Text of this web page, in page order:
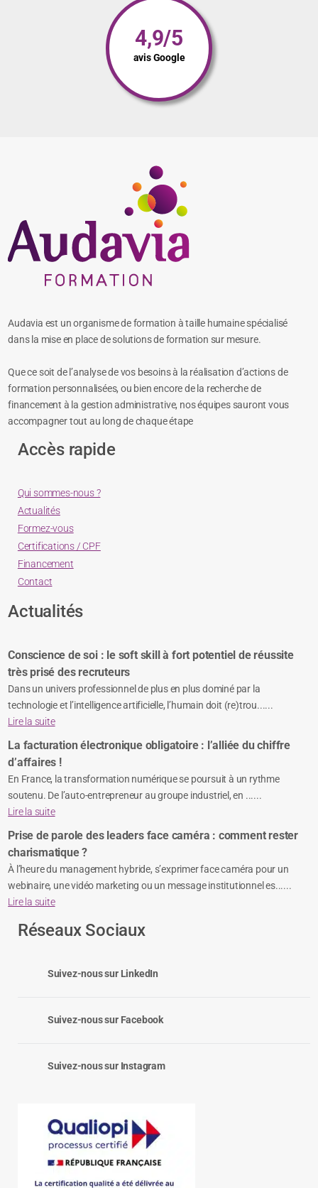
4,9/5
avis Google
Audavia est un organisme de formation à taille humaine spécialisé
dans la mise en place de solutions de formation sur mesure.
Que ce soit de l’analyse de vos besoins à la réalisation d’actions de
formation personnalisées, ou bien encore de la recherche de
financement à la gestion administrative, nos équipes sauront vous
accompagner tout au long de chaque étape
Accès rapide
Qui sommes-nous ?
Actualités
Formez-vous
Certifications / CPF
Financement
Contact
Actualités
Conscience de soi : le soft skill à fort potentiel de réussite
très prisé des recruteurs
Dans un univers professionnel de plus en plus dominé par la
technologie et l’intelligence artificielle, l’humain doit (re)trou......
Lire la suite
La facturation électronique obligatoire : l’alliée du chiffre
d’affaires !
En France, la transformation numérique se poursuit à un rythme
soutenu. De l’auto-entrepreneur au groupe industriel, en ......
Lire la suite
Prise de parole des leaders face caméra : comment rester
charismatique ?
À l’heure du management hybride, s’exprimer face caméra pour un
webinaire, une vidéo marketing ou un message institutionnel es......
Lire la suite
Réseaux Sociaux
Suivez-nous sur LinkedIn
Suivez-nous sur Facebook
Suivez-nous sur Instagram